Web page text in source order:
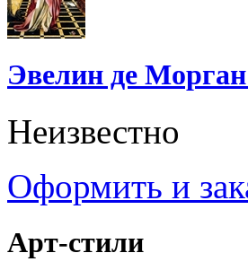
Эвелин де
Неизвестно
Оформить и
Арт-стили